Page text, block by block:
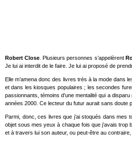
Robert Close . Plusieurs personnes s’appelèrent
Je lui ai interdit de le faire. Je lui ai proposé de
Elle m’amena donc des livres très à la mode dans
et dans les kiosques populaires ; les secondes
passionnants, témoins d’une mentalité qui a
années 2000. Ce lecteur du futur aurait sans doute
Parmi, donc, ces livres que j’ai stoqués dans mes
objet sous mes yeux à chaque fois que j’avais trop
et à travers lui son auteur, ou peut-être au